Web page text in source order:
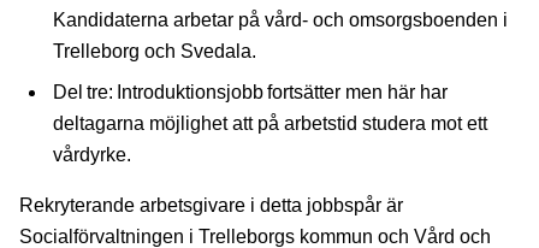
Kandidaterna arbetar på vård- och omsorgsboenden i
Trelleborg och Svedala.
Del tre: Introduktionsjobb fortsätter men här har
deltagarna möjlighet att på arbetstid studera mot ett
vårdyrke.
Rekryterande arbetsgivare i detta jobbspår är
Socialförvaltningen i Trelleborgs kommun och Vård och